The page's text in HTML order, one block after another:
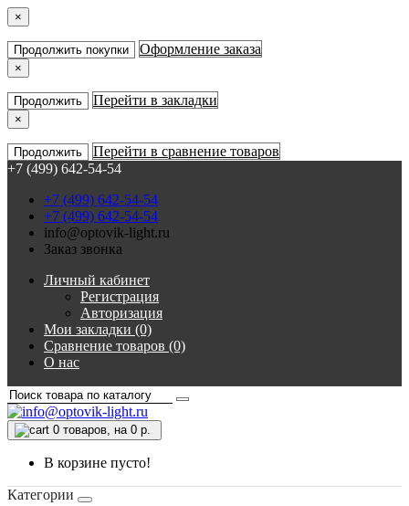
×
Продолжить покупки Оформление заказа
×
Продолжить Перейти в закладки
×
Продолжить
Перейти в сравнение товаров
+7 (499) 642-54-54
+7 (499) 642-54-54
+7 (499) 642-54-54
info@optovik-light.ru
Заказ звонка
Личный кабинет
Регистрация
Авторизация
Мои закладки (0)
Сравнение товаров (0)
О нас
0 товаров, на 0 р.
В корзине пусто!
Категории